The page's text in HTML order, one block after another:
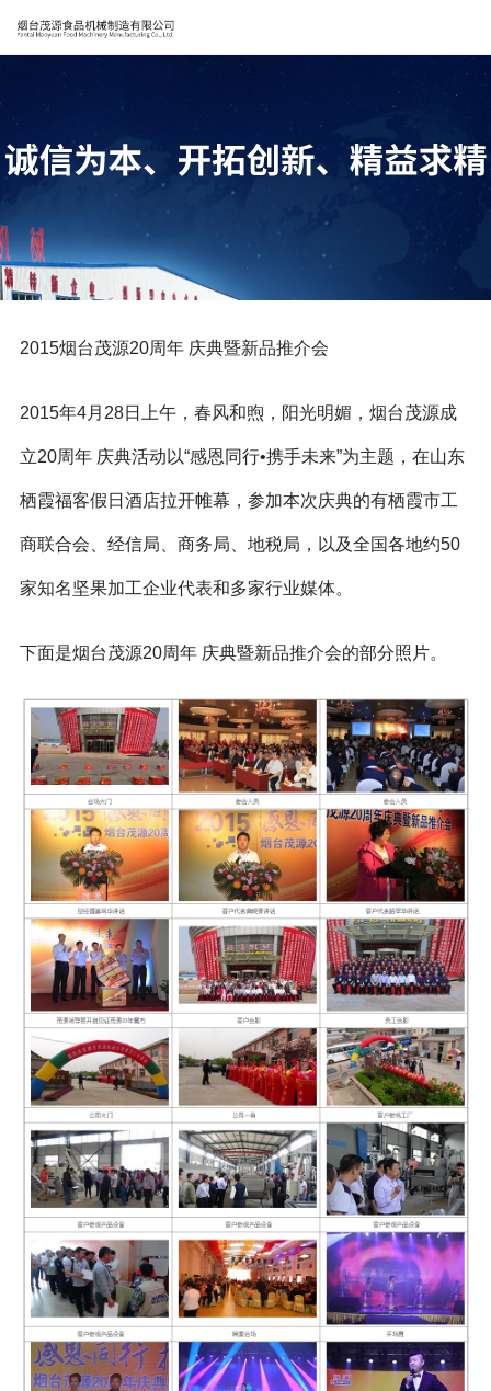
2015烟台茂源20周年 庆典暨新品推介会
2015年4月28日上午，春风和煦，阳光明媚，烟台茂源成
立20周年 庆典活动以“感恩同行•携手未来”为主题，在山东
栖霞福客假日酒店拉开帷幕，参加本次庆典的有栖霞市工
商联合会、经信局、商务局、地税局，以及全国各地约50
家知名坚果加工企业代表和多家行业媒体。
下面是烟台茂源20周年 庆典暨新品推介会的部分照片。